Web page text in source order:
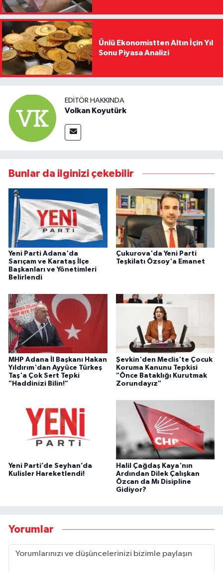
Ünlü Ekonomistten Altın İçin Yıl
Sonu Piyasa Analizi
EDITÖR HAKKINDA
Volkan Koyutürk
Bunlar da ilginizi çekebilir
Yeni Parti Adana'da
Sarıçam ve Karataş İlçe
Başkanları ve Yönetimleri
Belirlendi
Çukurova'da Yeni Parti
Teşkilatı Özsoy'a Emanet
MHP Adana İl Başkanı Hakan
Yıldırım'dan Ayyüce Türkeş
Taş'a Çok Sert Tepki
"Haddinizi Bilin!"
Şevkin'den Meclis'te Çocuk
Koruma Kanunu Tepkisi
"Önce Bataklığı Kurutmak
Zorundayız"
Yeni Parti’de Seyhan’da
Kulisler Hareketlendi!
Halil Çağdaş Kaya'nın
Ardından Dilek Çalışkan
Özcan da Mı Disipline
Gidiyor?
Yorumlar